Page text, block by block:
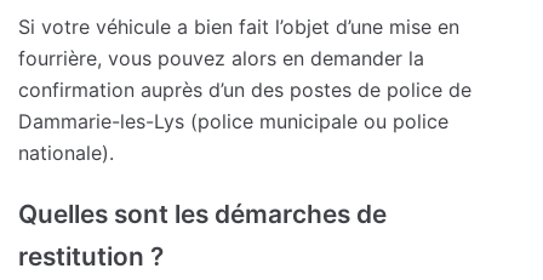
Si votre véhicule a bien fait l’objet d’une mise en
fourrière, vous pouvez alors en demander la
confirmation auprès d’un des postes de police de
Dammarie-les-Lys (police municipale ou police
nationale).
Quelles sont les démarches de
restitution ?